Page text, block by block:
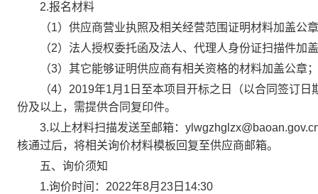
2.报名材料
（1）供应商营业执照及相关经营范围证明材料加盖公
（2）法人授权委托函及法人、代理人身份证扫描件加
（3）其它能够证明供应商有相关资格的材料加盖公章；
（4）2019年1月1日至本项目开标之日（以合同签订日
份及以上，需提供合同复印件。
3.以上材料扫描发送至邮箱：
核通过后，将相关询价材料模板回复至供应商邮箱。
五、询价须知
1.询价时间：2022年8月23日14:30